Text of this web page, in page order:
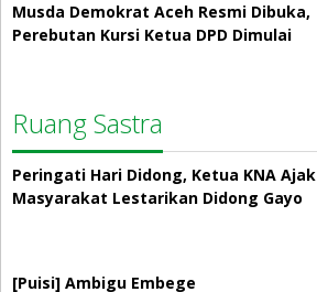
Musda Demokrat Aceh Resmi Dibuka,
Perebutan Kursi Ketua DPD Dimulai
Ruang Sastra
Peringati Hari Didong, Ketua KNA Ajak
Masyarakat Lestarikan Didong Gayo
[Puisi] Ambigu Embege